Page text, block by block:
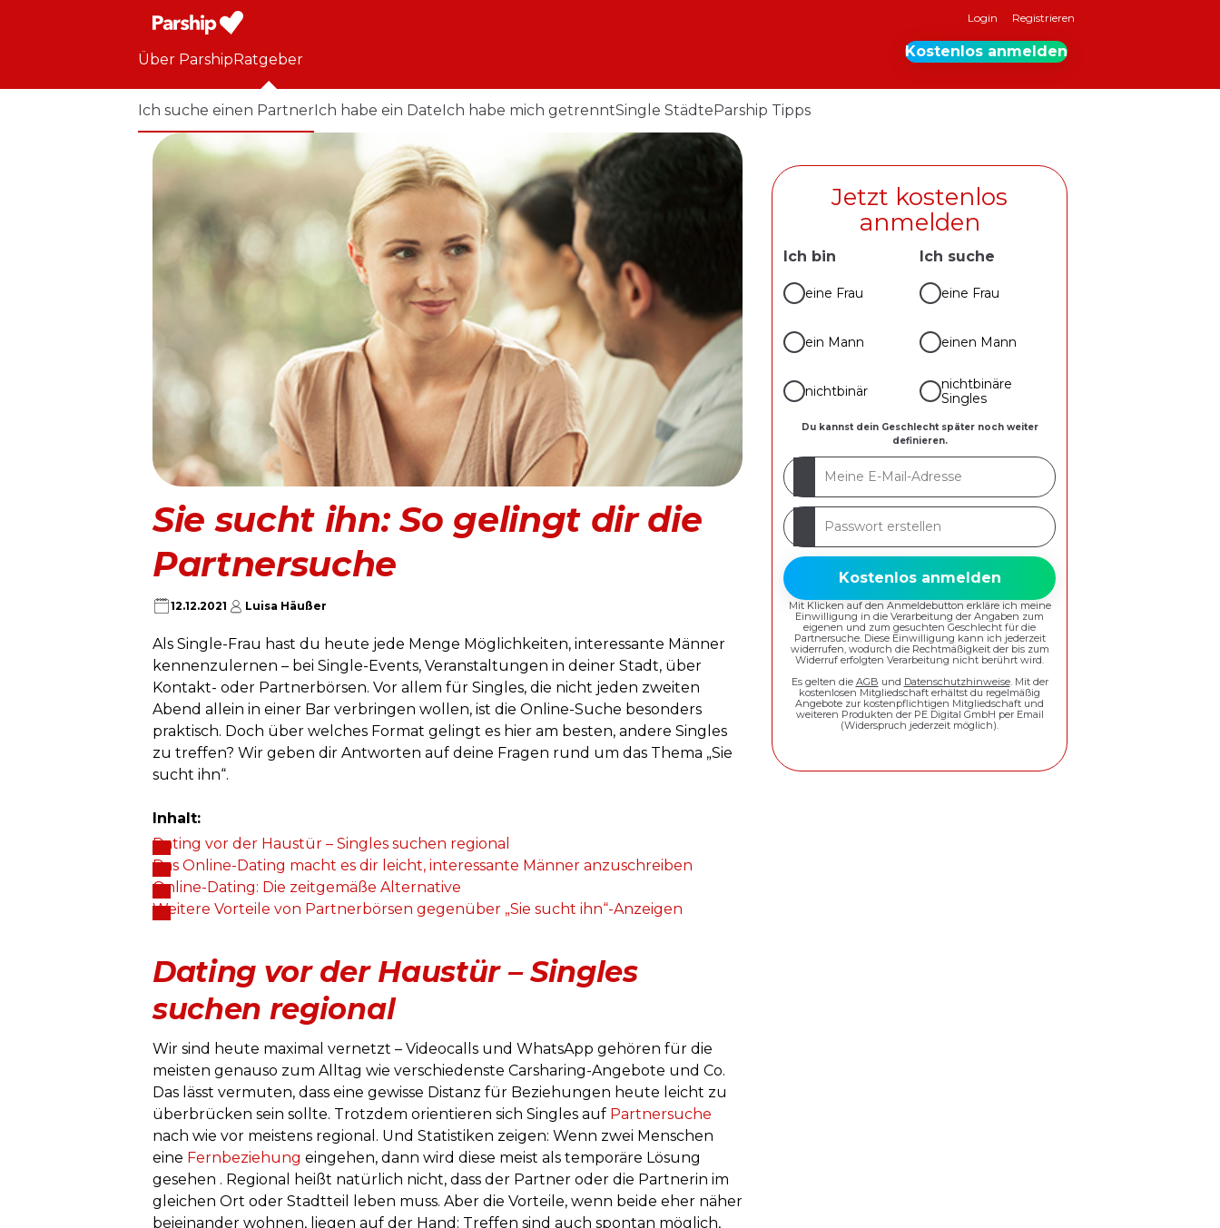
Login Registrieren
Über ParshipRatgeber
Ich suche einen PartnerIch habe ein DateIch habe mich getrenntSingle StädteParship Tipps
Kostenlos anmelden
Sie sucht ihn: So gelingt dir die
Partnersuche
12.12.2021 Luisa Häußer
Als Single-Frau hast du heute jede Menge Möglichkeiten, interessante Männer
kennenzulernen – bei Single-Events, Veranstaltungen in deiner Stadt, über
Kontakt- oder Partnerbörsen. Vor allem für Singles, die nicht jeden zweiten
Abend allein in einer Bar verbringen wollen, ist die Online-Suche besonders
praktisch. Doch über welches Format gelingt es hier am besten, andere Singles
zu treffen? Wir geben dir Antworten auf deine Fragen rund um das Thema „Sie
sucht ihn“.
Inhalt:
Dating vor der Haustür – Singles suchen regional
Das Online-Dating macht es dir leicht, interessante Männer anzuschreiben
Online-Dating: Die zeitgemäße Alternative
Weitere Vorteile von Partnerbörsen gegenüber „Sie sucht ihn“-Anzeigen
Dating vor der Haustür – Singles
suchen regional
Wir sind heute maximal vernetzt – Videocalls und WhatsApp gehören für die
meisten genauso zum Alltag wie verschiedenste Carsharing-Angebote und Co.
Das lässt vermuten, dass eine gewisse Distanz für Beziehungen heute leicht zu
überbrücken sein sollte. Trotzdem orientieren sich Singles auf Partnersuche
nach wie vor meistens regional. Und Statistiken zeigen: Wenn zwei Menschen
eine Fernbeziehung eingehen, dann wird diese meist als temporäre Lösung
gesehen . Regional heißt natürlich nicht, dass der Partner oder die Partnerin im
gleichen Ort oder Stadtteil leben muss. Aber die Vorteile, wenn beide eher näher
beieinander wohnen, liegen auf der Hand: Treffen sind auch spontan möglich,
Jetzt kostenlos
anmelden
Ich bin
eine Frau
ein Mann
nichtbinär
Ich suche
eine Frau
einen Mann
nichtbinäre
Singles
Du kannst dein Geschlecht später noch weiter
definieren.
Meine
E-
Mail-
Adresse
Passwort
erstellen
Kostenlos anmelden
Mit Klicken auf den Anmeldebutton erkläre ich meine
Einwilligung in die Verarbeitung der Angaben zum
eigenen und zum gesuchten Geschlecht für die
Partnersuche. Diese Einwilligung kann ich jederzeit
widerrufen, wodurch die Rechtmäßigkeit der bis zum
Widerruf erfolgten Verarbeitung nicht berührt wird.
Es gelten die AGB und Datenschutzhinweise. Mit der
kostenlosen Mitgliedschaft erhältst du regelmäßig
Angebote zur kostenpflichtigen Mitgliedschaft und
weiteren Produkten der PE Digital GmbH per Email
(Widerspruch jederzeit möglich).